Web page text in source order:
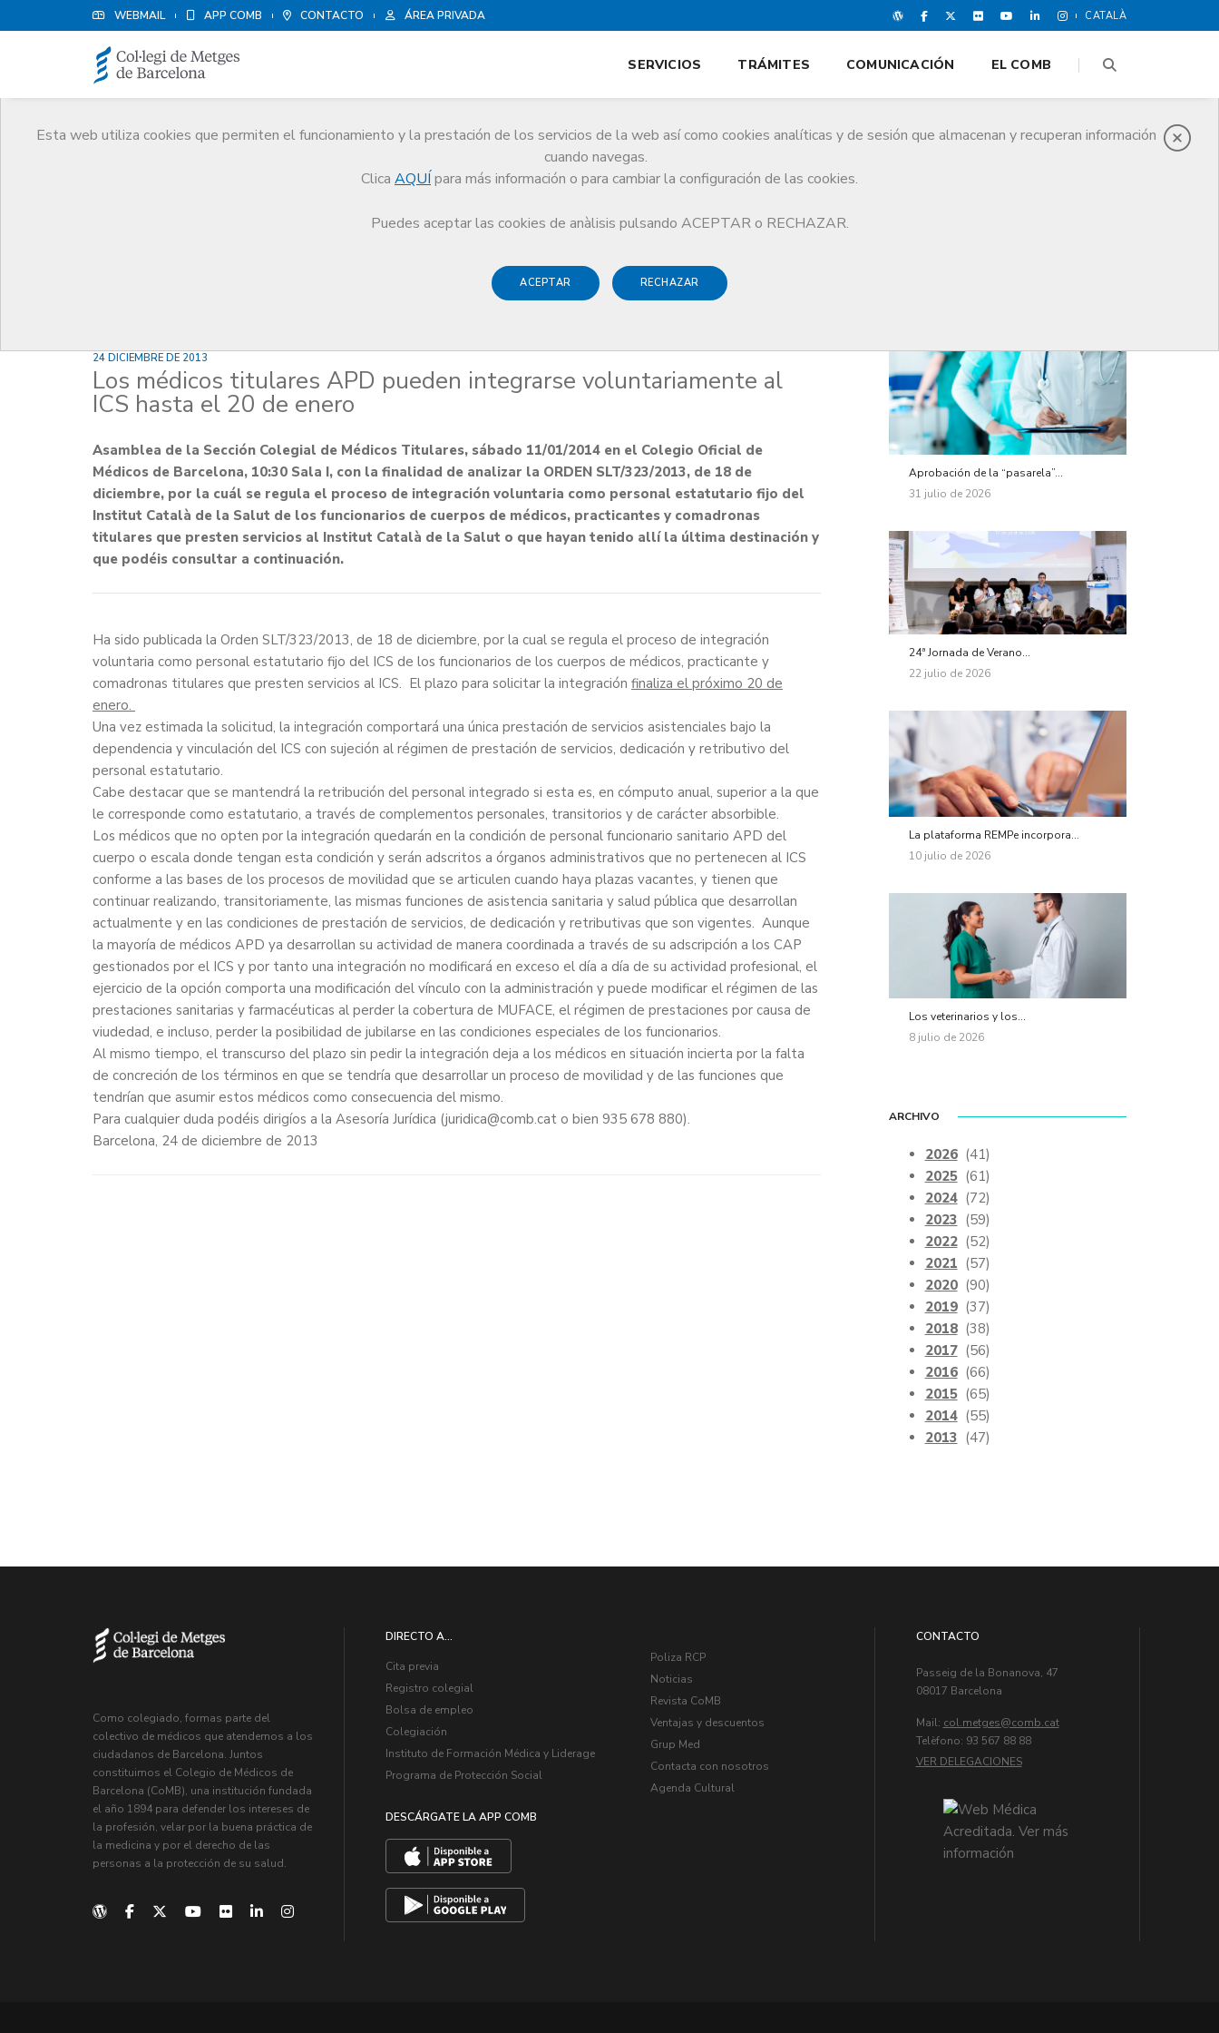
WEBMAIL APP COMB CONTACTO ÁREA PRIVADA CATALÀ
Esta web utiliza cookies que permiten el funcionamiento y la prestación de los servicios de la web así como cookies analíticas y de sesión que almacenan y recuperan información
cuando navegas.
Clica AQUÍ para más información o para cambiar la configuración de las cookies.
Puedes aceptar las cookies de anàlisis pulsando ACEPTAR o RECHAZAR.
ACEPTAR RECHAZAR
SERVICIOS TRÁMITES COMUNICACIÓN EL COMB
Los médicos titulares APD pueden integrarse voluntariamente al ICS hasta el 20 de enero
24 DICIEMBRE DE 2013
Los médicos titulares APD pueden integrarse voluntariamente al
ICS hasta el 20 de enero
Asamblea de la Sección Colegial de Médicos Titulares, sábado 11/01/2014 en el Colegio Oficial de
Médicos de Barcelona, 10:30 Sala I, con la finalidad de analizar la ORDEN SLT/323/2013, de 18 de
diciembre, por la cuál se regula el proceso de integración voluntaria como personal estatutario fijo del
Institut Català de la Salut de los funcionarios de cuerpos de médicos, practicantes y comadronas
titulares que presten servicios al Institut Català de la Salut o que hayan tenido allí la última destinación y
que podéis consultar a continuación.
Ha sido publicada la Orden SLT/323/2013, de 18 de diciembre, por la cual se regula el proceso de integración
voluntaria como personal estatutario fijo del ICS de los funcionarios de los cuerpos de médicos, practicante y
comadronas titulares que presten servicios al ICS. El plazo para solicitar la integración finaliza el próximo 20 de
enero.
Una vez estimada la solicitud, la integración comportará una única prestación de servicios asistenciales bajo la
dependencia y vinculación del ICS con sujeción al régimen de prestación de servicios, dedicación y retributivo del
personal estatutario.
Cabe destacar que se mantendrá la retribución del personal integrado si esta es, en cómputo anual, superior a la que
le corresponde como estatutario, a través de complementos personales, transitorios y de carácter absorbible.
Los médicos que no opten por la integración quedarán en la condición de personal funcionario sanitario APD del
cuerpo o escala donde tengan esta condición y serán adscritos a órganos administrativos que no pertenecen al ICS
conforme a las bases de los procesos de movilidad que se articulen cuando haya plazas vacantes, y tienen que
continuar realizando, transitoriamente, las mismas funciones de asistencia sanitaria y salud pública que desarrollan
actualmente y en las condiciones de prestación de servicios, de dedicación y retributivas que son vigentes. Aunque
la mayoría de médicos APD ya desarrollan su actividad de manera coordinada a través de su adscripción a los CAP
gestionados por el ICS y por tanto una integración no modificará en exceso el día a día de su actividad profesional, el
ejercicio de la opción comporta una modificación del vínculo con la administración y puede modificar el régimen de las
prestaciones sanitarias y farmacéuticas al perder la cobertura de MUFACE, el régimen de prestaciones por causa de
viudedad, e incluso, perder la posibilidad de jubilarse en las condiciones especiales de los funcionarios.
Al mismo tiempo, el transcurso del plazo sin pedir la integración deja a los médicos en situación incierta por la falta
de concreción de los términos en que se tendría que desarrollar un proceso de movilidad y de las funciones que
tendrían que asumir estos médicos como consecuencia del mismo.
Para cualquier duda podéis dirigíos a la Asesoría Jurídica (juridica@comb.cat o bien 935 678 880).
Barcelona, 24 de diciembre de 2013
Aprobación de la “pasarela”...
31 julio de 2026
24ª Jornada de Verano...
22 julio de 2026
La plataforma REMPe incorpora...
10 julio de 2026
Los veterinarios y los...
8 julio de 2026
ARCHIVO
2026 (41)
2025 (61)
2024 (72)
2023 (59)
2022 (52)
2021 (57)
2020 (90)
2019 (37)
2018 (38)
2017 (56)
2016 (66)
2015 (65)
2014 (55)
2013 (47)
Como colegiado, formas parte del
colectivo de médicos que atendemos a los
ciudadanos de Barcelona. Juntos
constituimos el Colegio de Médicos de
Barcelona (CoMB), una institución fundada
el año 1894 para defender los intereses de
la profesión, velar por la buena práctica de
la medicina y por el derecho de las
personas a la protección de su salud.
DIRECTO A...
Cita previa
Registro colegial
Bolsa de empleo
Colegiación
Instituto de Formación Médica y Liderage
Programa de Protección Social
DESCÁRGATE LA APP COMB
Poliza RCP
Noticias
Revista CoMB
Ventajas y descuentos
Grup Med
Contacta con nosotros
Agenda Cultural
CONTACTO
Passeig de la Bonanova, 47
08017 Barcelona
Mail: col.metges
Telèfono: 93 567 88 88
VER DELEGACIONES